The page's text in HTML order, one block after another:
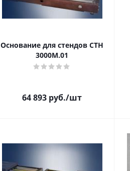
Основание для стендов СТН
3000М.01
64 893 руб./шт